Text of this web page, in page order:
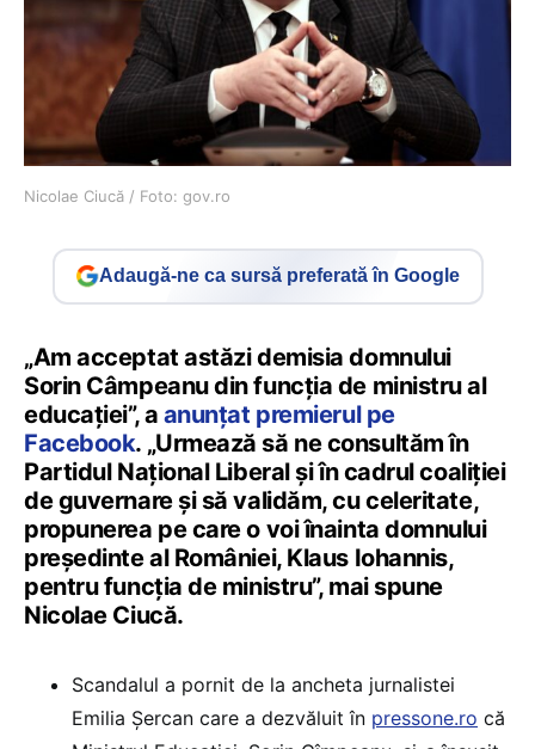
Nicolae Ciucă / Foto: gov.ro
Adaugă-ne ca sursă preferată în Google
„Am acceptat astăzi demisia domnului
Sorin Câmpeanu din funcția de ministru al
educației”, a anunțat premierul pe
Facebook. „Urmează să ne consultăm în
Partidul Național Liberal și în cadrul coaliției
de guvernare și să validăm, cu celeritate,
propunerea pe care o voi înainta domnului
președinte al României, Klaus Iohannis,
pentru funcția de ministru”, mai spune
Nicolae Ciucă.
Scandalul a pornit de la ancheta jurnalistei
Emilia Șercan care a dezvăluit în pressone.ro că